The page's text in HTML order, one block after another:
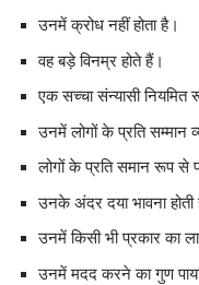
उनमें क्रोध नहीं होता है।
वह बड़े विनम्र होते हैं।
एक सच्चा संन्यासी नियमित
उनमें लोगों के प्रति सम्मान
लोगों के प्रति समान रूप से
उनके अंदर दया भावना होती
उनमें किसी भी प्रकार का
उनमें मदद करने का गुण